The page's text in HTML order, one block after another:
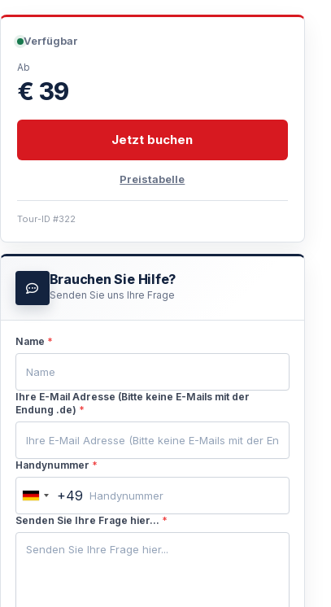
Verfügbar
Ab
€ 39
Jetzt buchen
Preistabelle
Tour-ID #322
Brauchen Sie Hilfe?
Senden Sie uns Ihre Frage
Name *
Ihre E-Mail Adresse (Bitte keine E-Mails mit der
Endung .de) *
Handynummer *
Germany
+49
+49
Senden Sie Ihre Frage hier... *